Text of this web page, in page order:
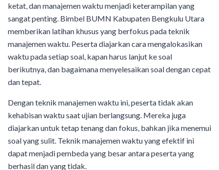
ketat, dan manajemen waktu menjadi keterampilan yang
sangat penting. Bimbel BUMN Kabupaten Bengkulu Utara
memberikan latihan khusus yang berfokus pada teknik
manajemen waktu. Peserta diajarkan cara mengalokasikan
waktu pada setiap soal, kapan harus lanjut ke soal
berikutnya, dan bagaimana menyelesaikan soal dengan cepat
dan tepat.
Dengan teknik manajemen waktu ini, peserta tidak akan
kehabisan waktu saat ujian berlangsung. Mereka juga
diajarkan untuk tetap tenang dan fokus, bahkan jika menemui
soal yang sulit. Teknik manajemen waktu yang efektif ini
dapat menjadi pembeda yang besar antara peserta yang
berhasil dan yang tidak.